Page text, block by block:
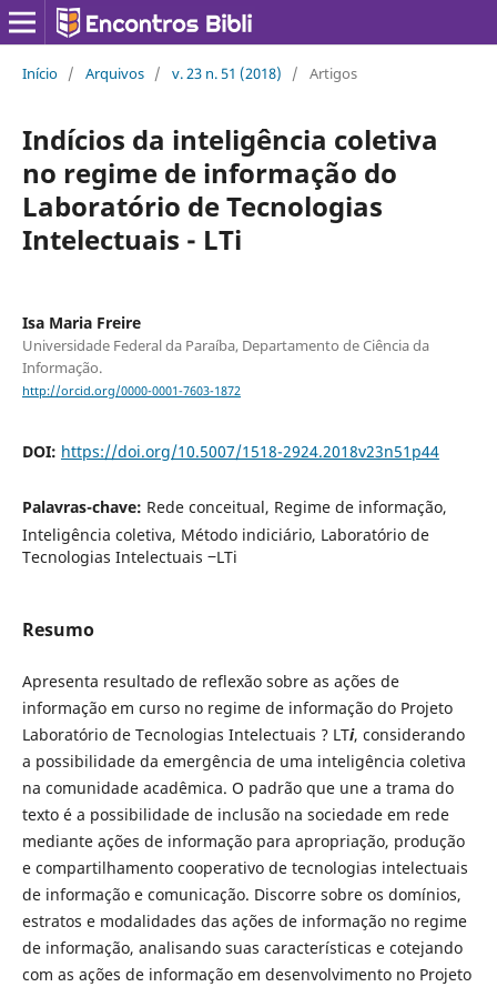
Início / Arquivos / v. 23 n. 51 (2018) / Artigos
Indícios da inteligência coletiva
no regime de informação do
Laboratório de Tecnologias
Intelectuais - LTi
Isa Maria Freire
Universidade Federal da Paraíba, Departamento de Ciência da
Informação.
http://orcid.org/0000-0001-7603-1872
DOI: https://doi.org/10.5007/1518-2924.2018v23n51p44
Palavras-chave: Rede conceitual, Regime de informação,
Inteligência coletiva, Método indiciário, Laboratório de
Tecnologias Intelectuais ‒LTi
Resumo
Apresenta resultado de reflexão sobre as ações de
informação em curso no regime de informação do Projeto
Laboratório de Tecnologias Intelectuais ? LTi, considerando
a possibilidade da emergência de uma inteligência coletiva
na comunidade acadêmica. O padrão que une a trama do
texto é a possibilidade de inclusão na sociedade em rede
mediante ações de informação para apropriação, produção
e compartilhamento cooperativo de tecnologias intelectuais
de informação e comunicação. Discorre sobre os domínios,
estratos e modalidades das ações de informação no regime
de informação, analisando suas características e cotejando
com as ações de informação em desenvolvimento no Projeto